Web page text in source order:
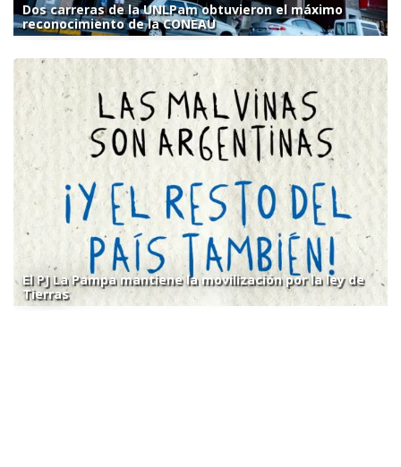
Dos carreras de la UNLPam obtuvieron el máximo
reconocimiento de la CONEAU
El PJ La Pampa mantiene la movilización por la ley de
Tierras